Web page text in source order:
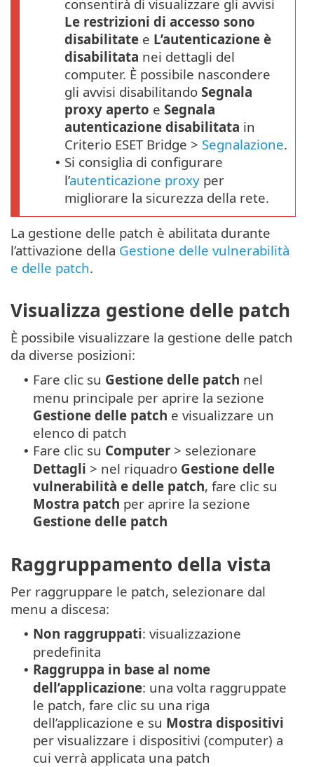
consentirà di visualizzare gli avvisi
Le restrizioni di accesso sono
disabilitate e L’autenticazione è
disabilitata nei dettagli del
computer. È possibile nascondere
gli avvisi disabilitando Segnala
proxy aperto e Segnala
autenticazione disabilitata in
Criterio ESET Bridge > Segnalazione.
• Si consiglia di configurare
l’autenticazione proxy per
migliorare la sicurezza della rete.
La gestione delle patch è abilitata durante
l’attivazione della Gestione delle vulnerabilità
e delle patch.
Visualizza gestione delle patch
È possibile visualizzare la gestione delle patch
da diverse posizioni:
• Fare clic su Gestione delle patch nel
menu principale per aprire la sezione
Gestione delle patch e visualizzare un
elenco di patch
• Fare clic su Computer > selezionare
Dettagli > nel riquadro Gestione delle
vulnerabilità e delle patch, fare clic su
Mostra patch per aprire la sezione
Gestione delle patch
Raggruppamento della vista
Per raggruppare le patch, selezionare dal
menu a discesa:
• Non raggruppati: visualizzazione
predefinita
• Raggruppa in base al nome
dell’applicazione: una volta raggruppate
le patch, fare clic su una riga
dell’applicazione e su Mostra dispositivi
per visualizzare i dispositivi (computer) a
cui verrà applicata una patch